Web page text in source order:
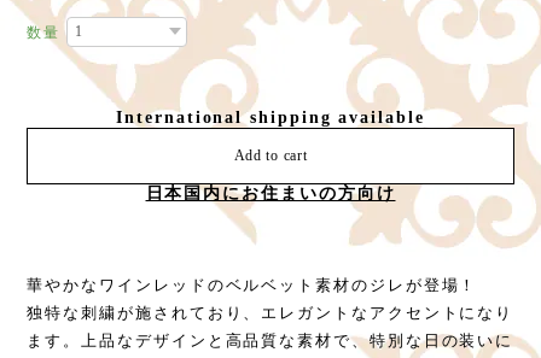
数量
International shipping available
Add to cart
日本国内にお住まいの方向け
華やかなワインレッドのベルベット素材のジレが登場！
独特な刺繍が施されており、エレガントなアクセントになり
ます。上品なデザインと高品質な素材で、特別な日の装いに